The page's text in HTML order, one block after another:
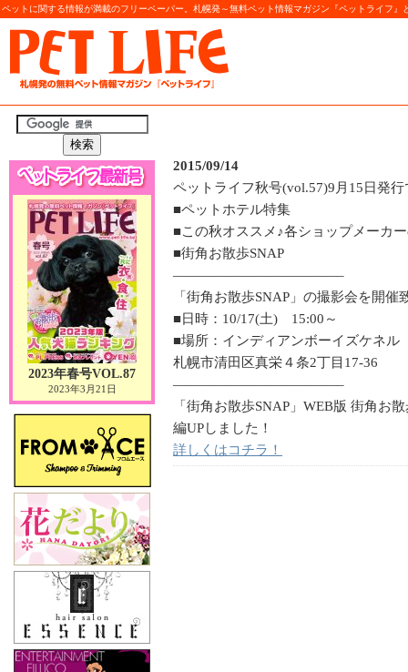
ペットに関する情報が満載のフリーペーパー。札幌発～無料ペット情報マガジン『ペットライフ
2015/09/14
ペットライフ秋号(vol.57)9月15日発行
■ペットホテル特集
■この秋オススメ♪各ショップメーカ
■街角お散歩SNAP
————————————–
「街角お散歩SNAP」の撮影会を開催
■日時：10/17(土) 15:00～
■場所：インディアンボーイズケネル
札幌市清田区真栄４条2丁目17-36
————————————–
「街角お散歩SNAP」WEB版 街角
編UPしました！
詳しくはコチラ！
2023年春号VOL.87
2023年3月21日